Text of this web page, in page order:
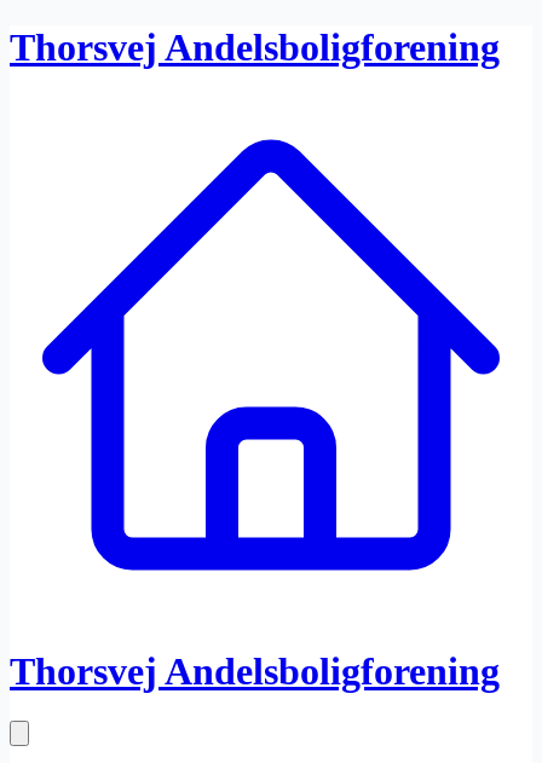
Thorsvej Andelsboligforening
Thorsvej Andelsboligforening